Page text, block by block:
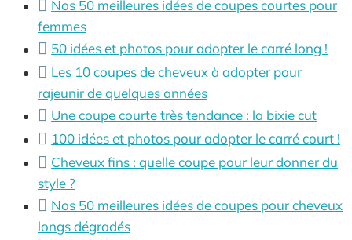
Nos 50 meilleures idées de coupes courtes pour
femmes
50 idées et photos pour adopter le carré long !
Les 10 coupes de cheveux à adopter pour
rajeunir de quelques années
Une coupe courte très tendance : la bixie cut
100 idées et photos pour adopter le carré court !
Cheveux fins : quelle coupe pour leur donner du
style ?
Nos 50 meilleures idées de coupes pour cheveux
longs dégradés